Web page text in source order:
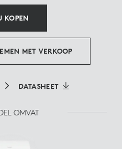
KOPEN
MET VERKOOP
DATASHEET
OMVAT